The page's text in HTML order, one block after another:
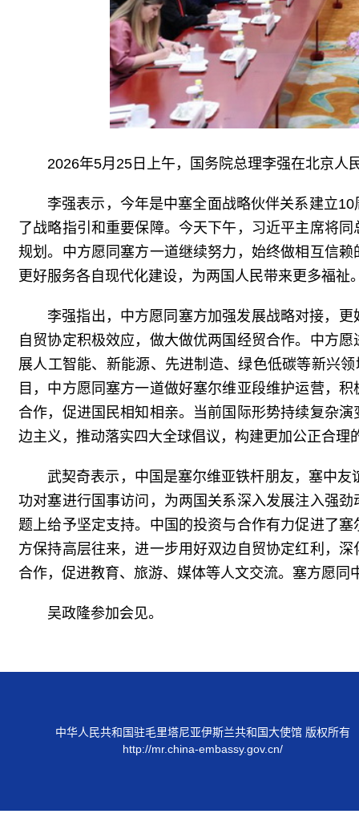
2026年5月25日上午，国务院总理李强在北京人
李强表示，今年是中塞全面战略伙伴关系建立
了战略指引和重要保障。今天下午，习近平主席将
规划。中方愿同塞方一道继续努力，始终做相互信
更好服务各自现代化建设，为两国人民带来更多福祉
李强指出，中方愿同塞方加强发展战略对接，
自贸协定积极效应，做大做优两国经贸合作。中方
展人工智能、新能源、先进制造、绿色低碳等新兴
目，中方愿同塞方一道做好塞尔维亚段维护运营，
合作，促进国民相知相亲。当前国际形势持续复杂
边主义，推动落实四大全球倡议，构建更加公正合理
武契奇表示，中国是塞尔维亚铁杆朋友，塞中
功对塞进行国事访问，为两国关系深入发展注入强
题上给予坚定支持。中国的投资与合作有力促进了
方保持高层往来，进一步用好双边自贸协定红利，
合作，促进教育、旅游、媒体等人文交流。塞方愿
吴政隆参加会见。
中华人民共和国驻毛里塔尼亚伊斯兰共和国大使馆 版权所有
http://mr.china-embassy.gov.cn/